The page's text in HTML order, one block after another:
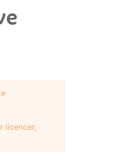
licencer,